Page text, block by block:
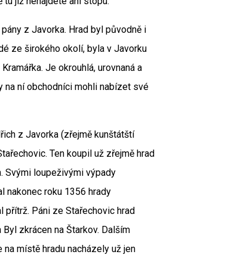
z Javorka. Hrad byl původně i
ze širokého okolí, byla v Javorku
Je okrouhlá, urovnaná a
na ní obchodníci mohli nabízet své
z Javorka (zřejmě kunštátští
Ten koupil už zřejmě hrad
Svými loupeživými výpady
nakonec roku 1356 hrady
přítrž. Páni ze Stařechovic hrad
zkrácen na Štarkov. Dalším
místě hradu nacházely už jen